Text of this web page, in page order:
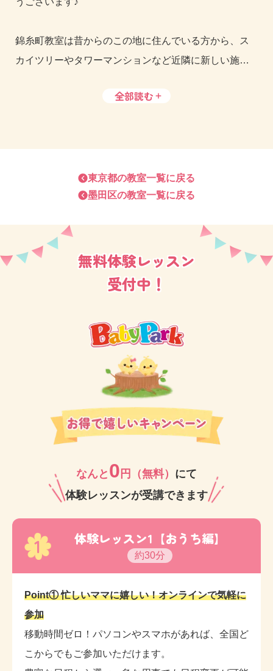
錦糸町教室は昔からのこの地に住んでいる方から、ス
カイツリーやタワーマンションなど近隣に新しい施設
でレッスンに来るのを待ちわびてくださいます。
えのご家庭ばかりです♡
お子さまだけではなく、親御さま同士も仲良くなり、
レッスン以外でも交流があるクラスが多いのが錦糸町
地下鉄、JR線、バスの路線も複数乗り入れていますの
で、近隣のみならず、少し離れた江東区や台東区から
の生徒さまも多くいらっしゃいます。
駅からは大きな交差点を渡るだけで、アクセスは抜
スカイツリーが近く、とても大きく見える錦糸町は周
りにたくさんの商業施設があり、レッスン前後や母子
ので、ぜひお気軽に体験レッスンにお越しくださ
い♪
全部読む
東京都の教室一覧に戻る
墨田区の教室一覧に戻る
無料体験レッスン
受付中！
なんと 0 円（無料） にて
体験レッスンが受講できます
1 体験レッスン1【おうち編】
約30分
Point① 忙しいママに嬉しい！オンラインで気軽に
参加
移動時間ゼロ！パソコンやスマホがあれば、全国ど
こからでもご参加いただけます。